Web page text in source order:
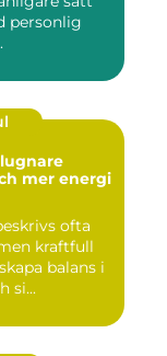
personlig
mer energi
ofta
kraftfull
balans i
si...